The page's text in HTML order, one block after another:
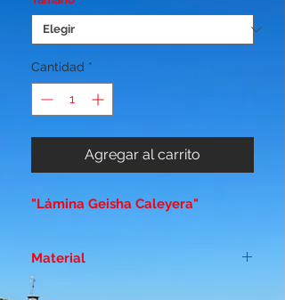
Cantidad *
Agregar al carrito
"Lámina Geisha Caleyera"
Material
Papel duro estucado - Brillo 300